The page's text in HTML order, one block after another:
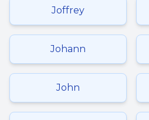
Joffrey
Johann
John